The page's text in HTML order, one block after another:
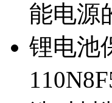
能电源
锂电池